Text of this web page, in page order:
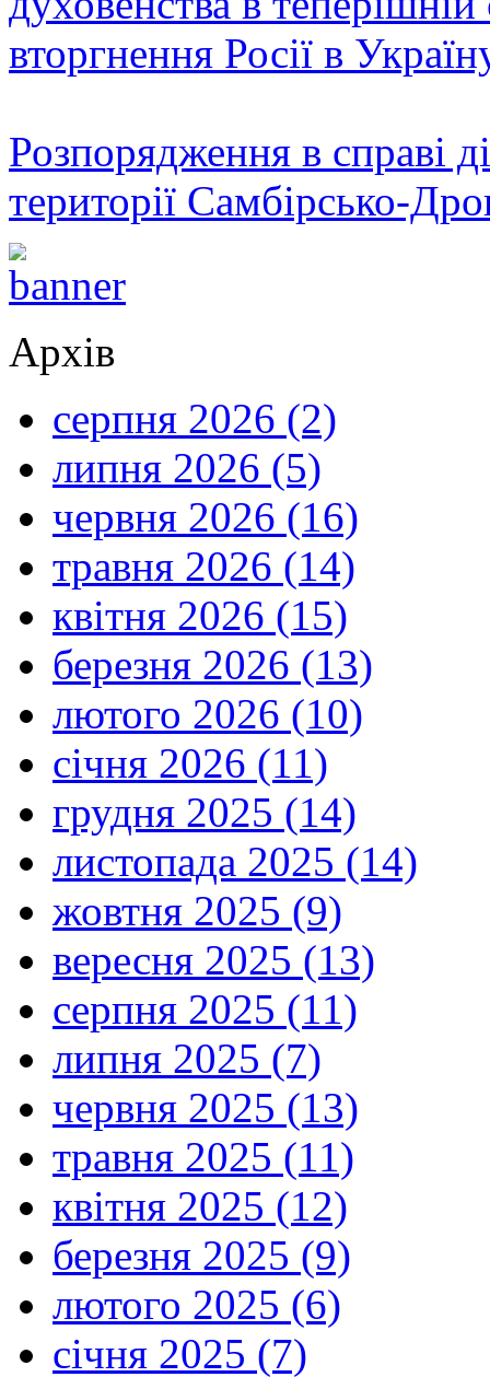
вторгнення Росії в
Розпорядження в справі
території Самбірсько-
Архів
серпня 2026 (2)
липня 2026 (5)
червня 2026 (16)
травня 2026 (14)
квітня 2026 (15)
березня 2026 (13)
лютого 2026 (10)
січня 2026 (11)
грудня 2025 (14)
листопада 2025 (14)
жовтня 2025 (9)
вересня 2025 (13)
серпня 2025 (11)
липня 2025 (7)
червня 2025 (13)
травня 2025 (11)
квітня 2025 (12)
березня 2025 (9)
лютого 2025 (6)
січня 2025 (7)